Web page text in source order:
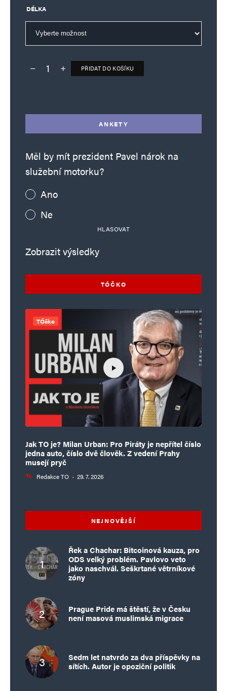
DÉLKA
Deník TO – verze bez reklam množství
PŘIDAT DO KOŠÍKU
ANKETY
Měl by mít prezident Pavel nárok na
služební motorku?
Ano
Ne
HLASOVAT
Zobrazit výsledky
TÓČKO
TÓčko
Jak TO je? Milan Urban: Pro Piráty je nepřítel číslo
jedna auto, číslo dvě člověk. Z vedení Prahy
musejí pryč
Redakce TO · 29. 7. 2026
NEJNOVĚJŠÍ
Řek a Chachar: Bitcoinová kauza, pro
ODS velký problém. Pavlovo veto
jako naschvál. Seškrtané větrníkové
zóny
Prague Pride má štěstí, že v Česku
není masová muslimská migrace
Sedm let natvrdo za dva příspěvky na
sítích. Autor je opoziční politik